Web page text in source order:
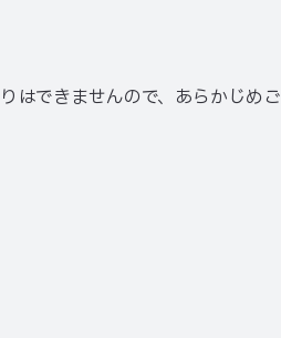
はできませんので、あらかじめご